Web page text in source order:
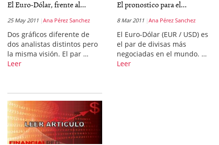
El Euro-Dólar, frente al...
25 May 2011 Ana Pérez Sanchez
Dos gráficos diferente de
dos analistas distintos pero
la misma visión. El par …
Leer
El pronostico para el...
8 Mar 2011 Ana Pérez Sanchez
El Euro-Dólar (EUR / USD) es
el par de divisas más
negociadas en el mundo. …
Leer